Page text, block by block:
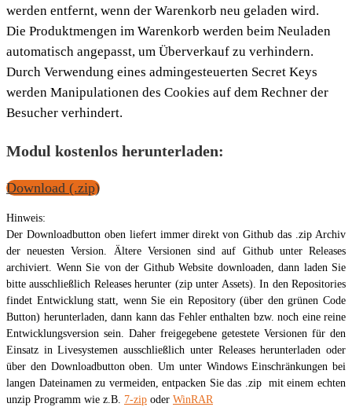
werden entfernt, wenn der Warenkorb neu geladen wird.
Die Produktmengen im Warenkorb werden beim Neuladen
automatisch angepasst, um Überverkauf zu verhindern.
Durch Verwendung eines admingesteuerten Secret Keys
werden Manipulationen des Cookies auf dem Rechner der
Besucher verhindert.
Modul kostenlos herunterladen:
Download (.zip)
Hinweis:
Der Downloadbutton oben liefert immer direkt von Github das .zip Archiv
der neuesten Version. Ältere Versionen sind auf Github unter Releases
archiviert. Wenn Sie von der Github Website downloaden, dann laden Sie
bitte ausschließlich Releases herunter (zip unter Assets). In den Repositories
findet Entwicklung statt, wenn Sie ein Repository (über den grünen Code
Button) herunterladen, dann kann das Fehler enthalten bzw. noch eine reine
Entwicklungsversion sein. Daher freigegebene getestete Versionen für den
Einsatz in Livesystemen ausschließlich unter Releases herunterladen oder
über den Downloadbutton oben. Um unter Windows Einschränkungen bei
langen Dateinamen zu vermeiden, entpacken Sie das .zip mit einem echten
unzip Programm wie z.B. 7-zip oder WinRAR